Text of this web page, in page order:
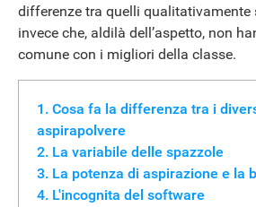
differenze tra quelli qualitativamente
invece che, aldilà dell’aspetto, non
comune con i migliori della classe.
Cosa fa la differenza tra i
aspirapolvere
La variabile delle spazzole
La potenza di aspirazione e la
L'incognita del software